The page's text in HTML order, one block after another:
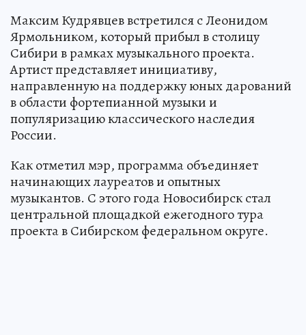
Максим Кудрявцев встретился с Леонидом
Ярмольником, который прибыл в столицу
Сибири в рамках музыкального проекта.
Артист представляет инициативу,
направленную на поддержку юных дарований
в области фортепианной музыки и
популяризацию классического наследия
России.
Как отметил мэр, программа объединяет
начинающих лауреатов и опытных
музыкантов. С этого года Новосибирск стал
центральной площадкой ежегодного тура
проекта в Сибирском федеральном округе.